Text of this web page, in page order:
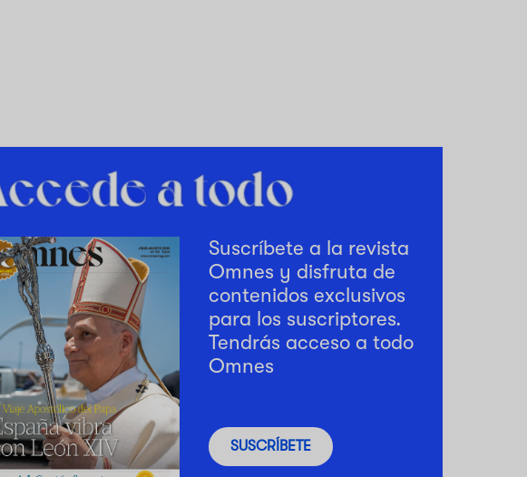
Suscríbete a la revista
Omnes y disfruta de
contenidos exclusivos
para los suscriptores.
Tendrás acceso a todo
Omnes
SUSCRÍBETE